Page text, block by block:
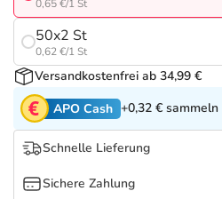
Tierapotheke
Vitamine & Mineralstoffe
Marken
Salus Deals
0,65 €/1 St
50x2 St
0,62 €/1 St
Versandkostenfrei ab 34,99 €
APO Cash +0,32 € sammeln
Schnelle Lieferung
Sichere Zahlung